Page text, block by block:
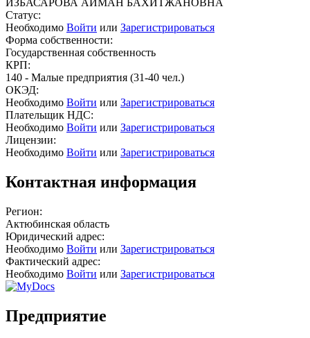
ИЗБАСАРОВА АЙМАН БАХИТЖАНОВНА
Статус:
Необходимо Войти или Зарегистрироваться
Форма собственности:
Государственная собственность
КРП:
140 - Малые предприятия (31-40 чел.)
ОКЭД:
Необходимо Войти или Зарегистрироваться
Плательщик НДС:
Необходимо Войти или Зарегистрироваться
Лицензии:
Необходимо Войти или Зарегистрироваться
Контактная информация
Регион:
Актюбинская область
Юридический адрес:
Необходимо Войти или Зарегистрироваться
Фактический адрес:
Необходимо Войти или Зарегистрироваться
Предприятие